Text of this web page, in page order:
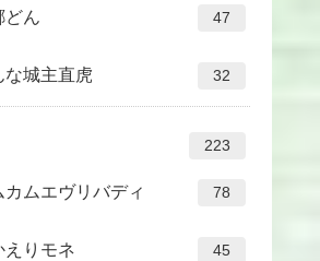
どん 47
な城主直虎 32
223
カムエヴリバディ 78
えりモネ 45